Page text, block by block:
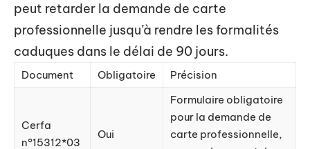
peut retarder la demande de carte
professionnelle jusqu’à rendre les formalités
caduques dans le délai de 90 jours.
Document Obligatoire Précision
Cerfa
n°15312*03
Oui
Formulaire obligatoire
pour la demande de
carte professionnelle,